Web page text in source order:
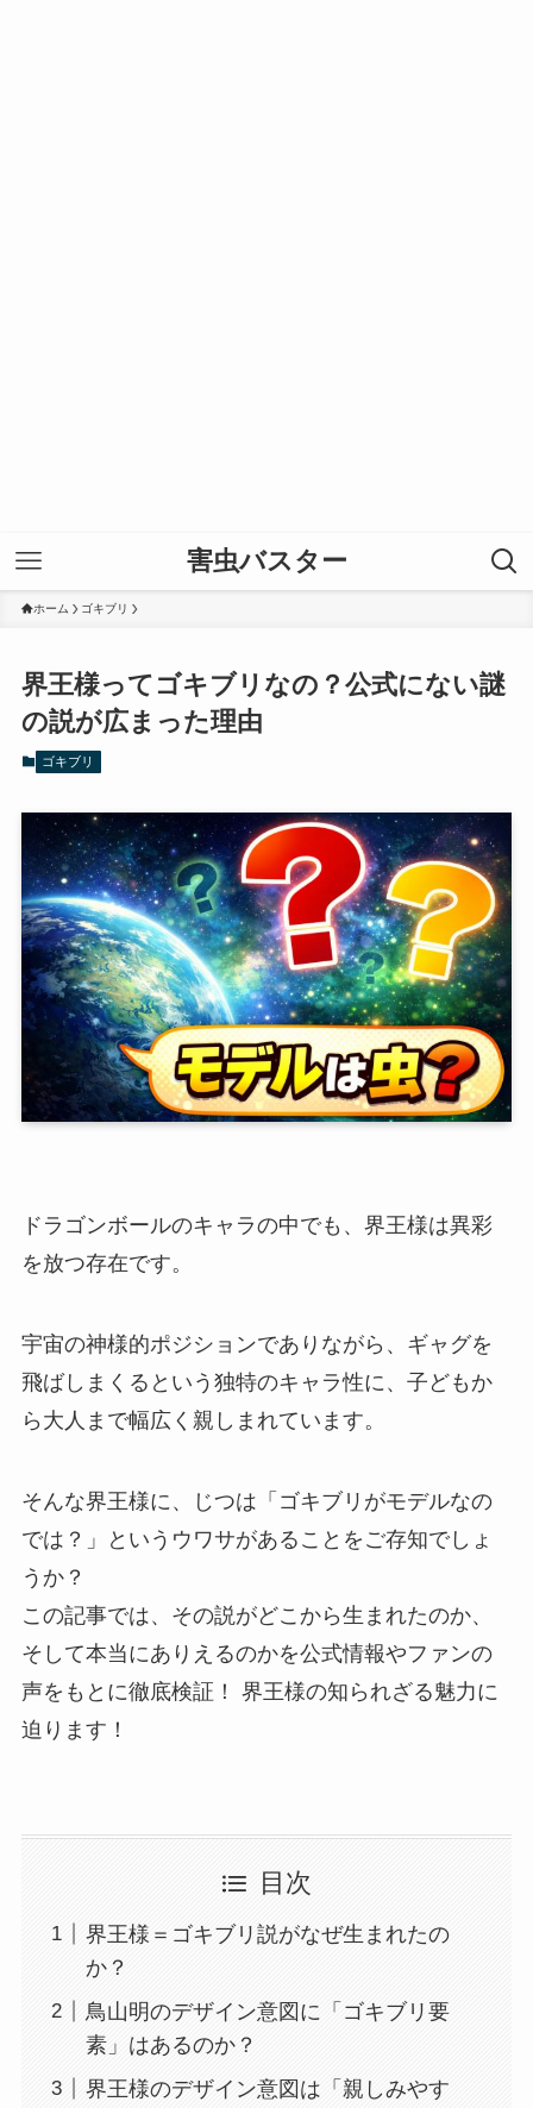
害虫バスター
ホーム ゴキブリ
界王様ってゴキブリなの？公式にない謎
の説が広まった理由
ゴキブリ
ドラゴンボールのキャラの中でも、界王様は異彩
を放つ存在です。
宇宙の神様的ポジションでありながら、ギャグを
飛ばしまくるという独特のキャラ性に、子どもか
ら大人まで幅広く親しまれています。
そんな界王様に、じつは「ゴキブリがモデルなの
では？」というウワサがあることをご存知でしょ
うか？
この記事では、その説がどこから生まれたのか、
そして本当にありえるのかを公式情報やファンの
声をもとに徹底検証！ 界王様の知られざる魅力に
迫ります！
目次
界王様＝ゴキブリ説がなぜ生まれたの
か？
鳥山明のデザイン意図に「ゴキブリ要
素」はあるのか？
界王様のデザイン意図は「親しみやす